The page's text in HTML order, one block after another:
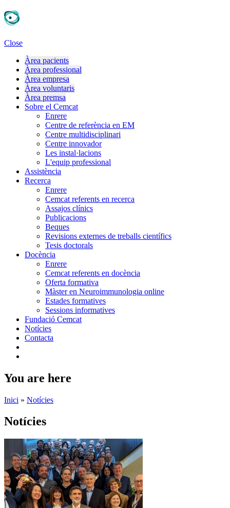
Close
Àrea pacients
Àrea professional
Àrea empresa
Àrea voluntaris
Àrea premsa
Sobre el Cemcat
Enrere
Centre de referència en EM
Centre multidisciplinari
Centre innovador
Les instal·lacions
L'equip professional
Assistència
Recerca
Enrere
Cemcat referents en recerca
Assajos clínics
Publicacions
Beques
Revisions externes de treballs científics
Tesis doctorals
Docència
Enrere
Cemcat referents en docència
Oferta formativa
Màster en Neuroimmunologia online
Estades formatives
Sessions informatives
Fundació Cemcat
Notícies
Contacta
You are here
Inici » Notícies
Notícies